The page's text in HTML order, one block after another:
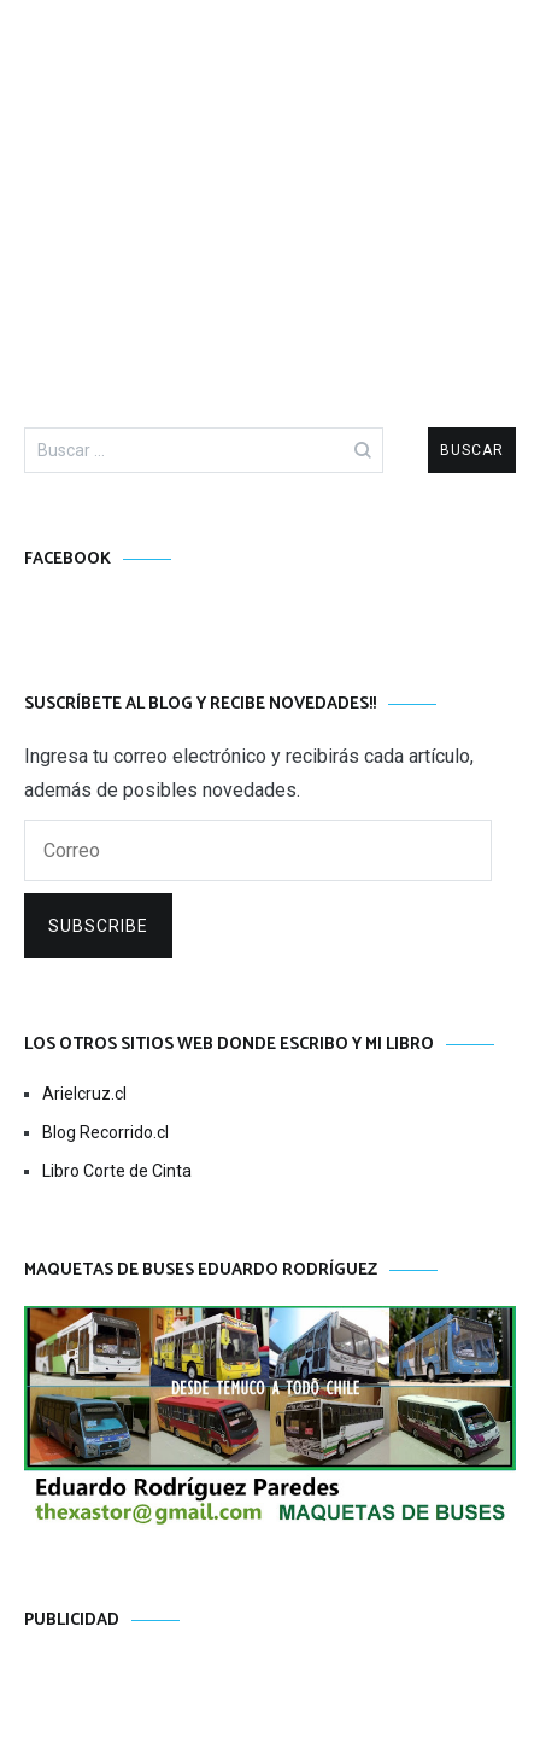
Buscar:
FACEBOOK
SUSCRÍBETE AL BLOG Y RECIBE NOVEDADES!!
Ingresa tu correo electrónico y recibirás cada artículo,
además de posibles novedades.
SUBSCRIBE
LOS OTROS SITIOS WEB DONDE ESCRIBO Y MI LIBRO
Arielcruz.cl
Blog Recorrido.cl
Libro Corte de Cinta
MAQUETAS DE BUSES EDUARDO RODRÍGUEZ
PUBLICIDAD